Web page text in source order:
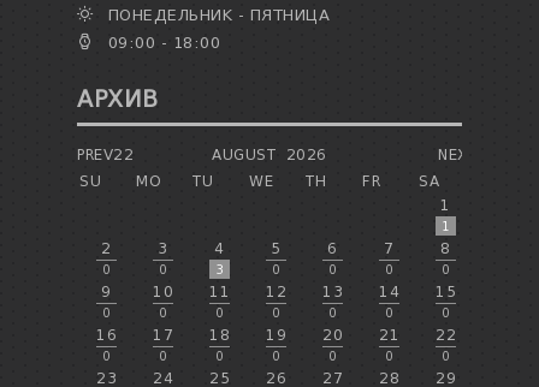
ПОНЕДЕЛЬНИК - ПЯТНИЦА
09:00 - 18:00
АРХИВ
PREV22 NEXT
AUGUST
2026
SU
MO TU WE TH FR
SA
1
1
2
0
3
0
4
3
5
0
6
0
7
0
8
0
9
0
10
0
11
0
12
0
13
0
14
0
15
0
16
0
17
0
18
0
19
0
20
0
21
0
22
0
23 24 25 26 27 28 29